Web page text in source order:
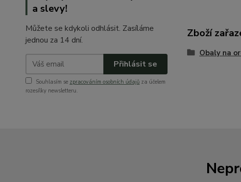
a slevy!
Můžete se kdykoli odhlásit. Zasíláme
jednou za 14 dní.
Přihlásit se
Souhlasím se zpracováním osobních údajů za účelem
rozesílky newsletteru.
Zboží
Obaly na